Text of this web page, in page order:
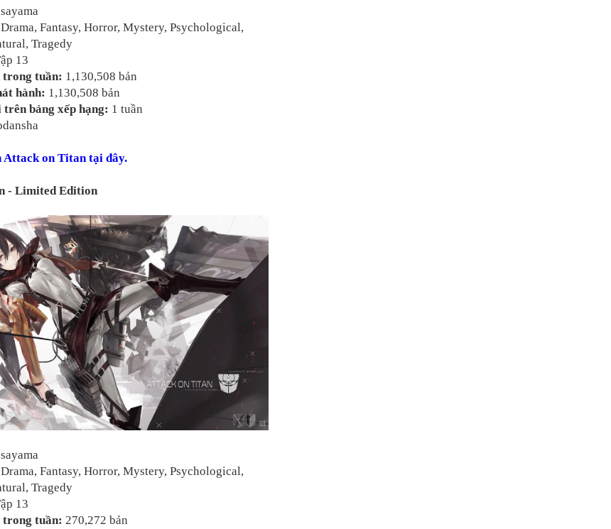
Fantasy, Horror, Mystery, Psychological,
Tragedy
13
trong tuần: 1,130,508 bản
hành: 1,130,508 bản
bảng xếp hạng: 1 tuần
on Titan tại đây.
- Limited Edition
Fantasy, Horror, Mystery, Psychological,
Tragedy
13
trong tuần: 270,272 bản